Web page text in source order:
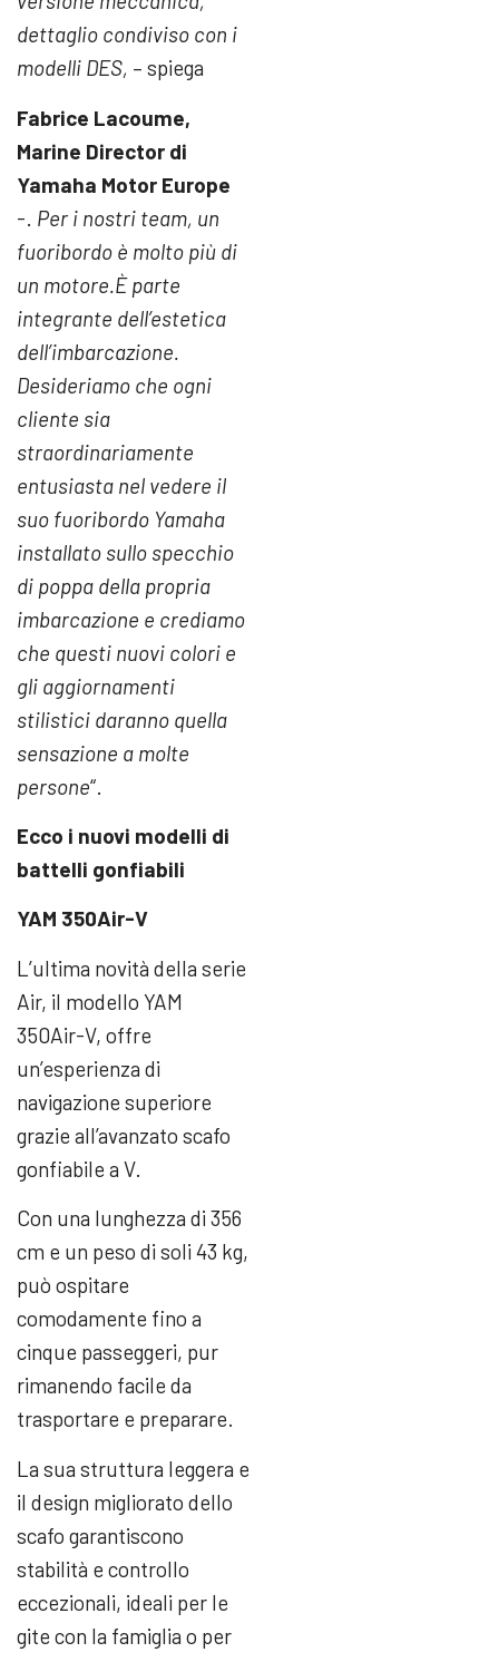
dettaglio condiviso con i
modelli DES, – spiega
Fabrice Lacoume,
Marine Director di
Yamaha Motor Europe
-. Per i nostri team, un
fuoribordo è molto più di
un motore.È parte
integrante dell’estetica
dell’imbarcazione.
Desideriamo che ogni
cliente sia
straordinariamente
entusiasta nel vedere il
suo fuoribordo Yamaha
installato sullo specchio
di poppa della propria
imbarcazione e crediamo
che questi nuovi colori e
gli aggiornamenti
stilistici daranno quella
sensazione a molte
persone“.
Ecco i nuovi modelli di
battelli gonfiabili
YAM 350Air-V
L’ultima novità della serie
Air, il modello YAM
350Air-V, offre
un’esperienza di
navigazione superiore
grazie all’avanzato scafo
gonfiabile a V.
Con una lunghezza di 356
cm e un peso di soli 43 kg,
può ospitare
comodamente fino a
cinque passeggeri, pur
rimanendo facile da
trasportare e preparare.
La sua struttura leggera e
il design migliorato dello
scafo garantiscono
stabilità e controllo
eccezionali, ideali per le
gite con la famiglia o per